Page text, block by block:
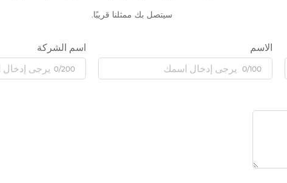
سيتصل بك ممثلنا قريبًا.
الاسم
0/100
اسم الشركة
0/200